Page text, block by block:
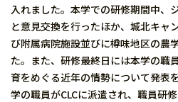
入れました。本学での研修期間中、
と意見交換を行ったほか、城北キャ
び附属病院施設並びに樽味地区の農
た。また、研修最終日には本学の職
育をめぐる近年の情勢について発表
学の職員がCLCに派遣され、職員研